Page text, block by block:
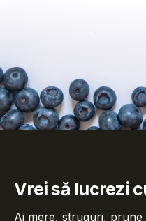
Vrei să lucrezi
Ai mere, struguri,